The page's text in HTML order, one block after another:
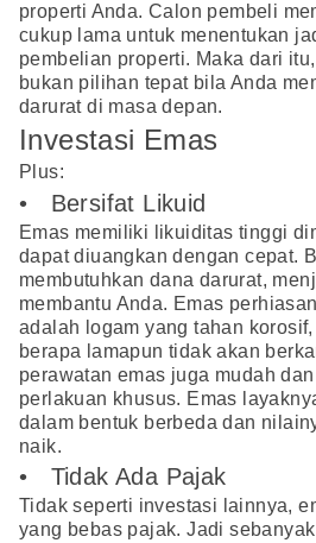
properti Anda. Calon pembeli
cukup lama untuk menentukan
pembelian properti. Maka dari
bukan pilihan tepat bila Anda
darurat di masa depan.
Investasi Emas
Plus:
• Bersifat Likuid
Emas memiliki likuiditas tinggi
dapat diuangkan dengan cepat.
membutuhkan dana darurat,
membantu Anda. Emas
adalah logam yang tahan
berapa lamapun tidak akan
perawatan emas juga mudah
perlakuan khusus. Emas
dalam bentuk berbeda dan
naik.
• Tidak Ada Pajak
Tidak seperti investasi lainnya,
yang bebas pajak. Jadi